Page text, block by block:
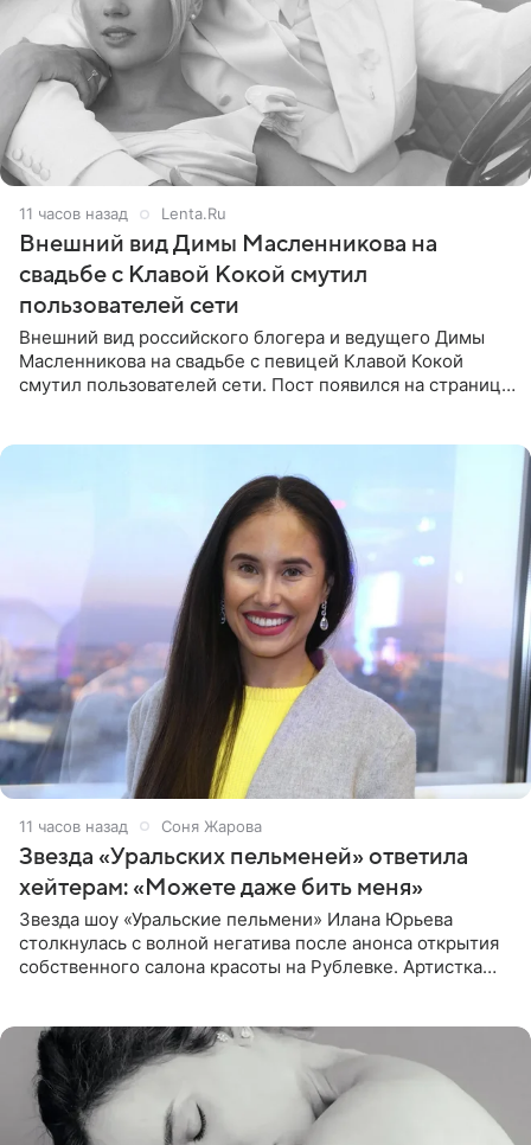
11 часов назад Lenta.Ru
Внешний вид Димы Масленникова на
свадьбе с Клавой Кокой смутил
пользователей сети
Внешний вид российского блогера и ведущего Димы
Масленникова на свадьбе с певицей Клавой Кокой
смутил пользователей сети. Пост появился на странице
11 часов назад Соня Жарова
Звезда «Уральских пельменей» ответила
хейтерам: «Можете даже бить меня»
Звезда шоу «Уральские пельмени» Илана Юрьева
столкнулась с волной негатива после анонса открытия
собственного салона красоты на Рублевке. Артистка